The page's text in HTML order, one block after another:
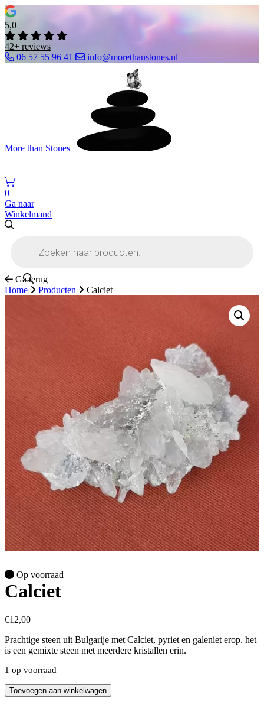
5,0
42+ reviews
06 57 55 96 41
info@morethanstones.nl
More than Stones
0
Ga naar
Winkelmand
Ga terug
Home
Producten Calciet
Op voorraad
Calciet
€12,00
Prachtige steen uit Bulgarije met Calciet, pyriet en galeniet erop. het
is een gemixte steen met meerdere kristallen erin.
1 op voorraad
Calciet
aantal
Toevoegen aan winkelwagen